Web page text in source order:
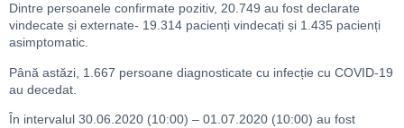
Dintre persoanele confirmate pozitiv, 20.749 au fost declarate
vindecate și externate- 19.314 pacienți vindecați și 1.435 pacienți
asimptomatic.
Până astăzi, 1.667 persoane diagnosticate cu infecție cu COVID-19
au decedat.
În intervalul 30.06.2020 (10:00) – 01.07.2020 (10:00) au fost